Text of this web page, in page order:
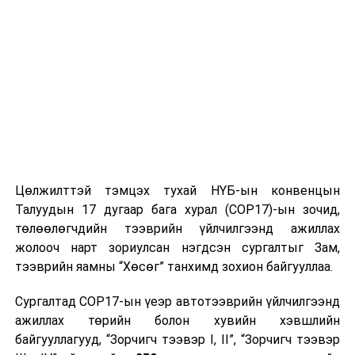
ДАРААХ МЭДЭЭ
Хар бал бүхий толбо үүсгэж хүнсний бүтээгдэхүүн
бохирдуулсан зөрчлийг шалгаж байна
ӨМНӨХ МЭДЭЭ
Ирэх оны эхнээс 21208 иргэний тэтгэвэр 50 мянган
Цөлжилттэй тэмцэх тухай НҮБ-ын конвенцын
Талуудын 17 дугаар бага хурал (COP17)-ын зочид,
төлөөлөгчдийн тээврийн үйлчилгээнд ажиллах
жолооч нарт зориулсан нэгдсэн сургалтыг Зам,
тээврийн яамны “Хөсөг” танхимд зохион байгууллаа.
Сургалтад COP17-ын үеэр автотээврийн үйлчилгээнд
ажиллах төрийн болон хувийн хэвшлийн
байгууллагууд, “Зорчигч тээвэр I, II”, “Зорчигч тээвэр